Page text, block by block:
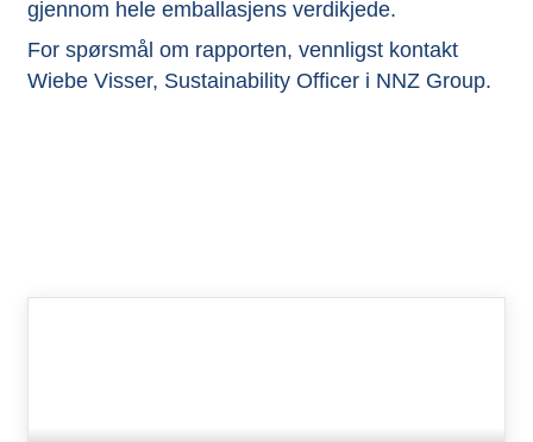
gjennom hele emballasjens verdikjede.
For spørsmål om rapporten, vennligst kontakt
Wiebe Visser, Sustainability Officer i NNZ Group.